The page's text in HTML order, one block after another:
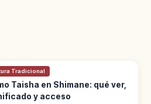
Tradicional
Taisha en Shimane: qué ver,
y acceso